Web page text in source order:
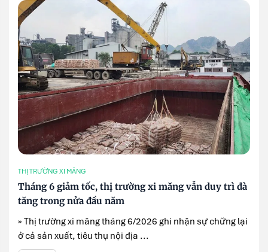
THỊ TRƯỜNG XI MĂNG
Tháng 6 giảm tốc, thị trường xi măng vẫn duy trì đà
tăng trong nửa đầu năm
» Thị trường xi măng tháng 6/2026 ghi nhận sự chững lại
ở cả sản xuất, tiêu thụ nội địa ...